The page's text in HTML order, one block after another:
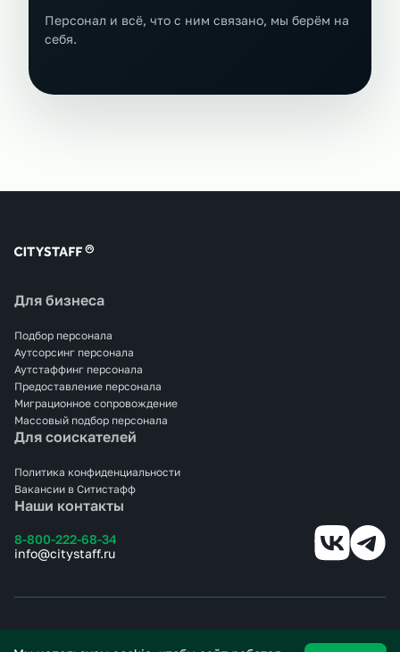
Персонал и всё, что с ним связано, мы берём на
себя.
Наши контакты
8-800-222-68-34
info@citystaff.ru
Для бизнеса
Подбор персонала
Аутсорсинг персонала
Аутстаффинг персонала
Предоставление персонала
Миграционное сопровождение
Массовый подбор персонала
Для соискателей
Политика конфиденциальности
Вакансии в Ситистафф